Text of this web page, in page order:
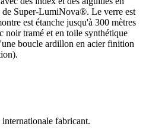
de Super-LumiNova®. Le verre est
est étanche jusqu'à 300 mètres
noir tramé et en toile synthétique
boucle ardillon en acier finition
fabricant.